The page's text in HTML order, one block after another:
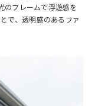
のフレームで浮遊感を
で、透明感のあるファ